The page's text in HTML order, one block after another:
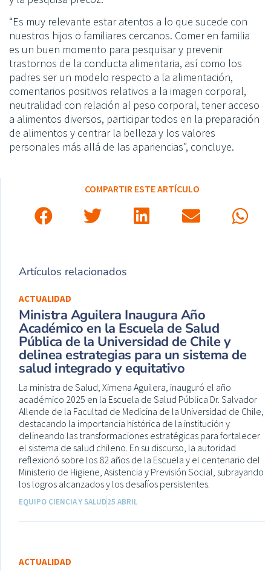
“Es muy relevante estar atentos a lo que sucede con
nuestros hijos o familiares cercanos. Comer en familia
es un buen momento para pesquisar y prevenir
trastornos de la conducta alimentaria, así como los
padres ser un modelo respecto a la alimentación,
comentarios positivos relativos a la imagen corporal,
neutralidad con relación al peso corporal, tener acceso
a alimentos diversos, participar todos en la preparación
de alimentos y centrar la belleza y los valores
personales más allá de las apariencias”, concluye.
COMPARTIR ESTE ARTÍCULO
Artículos relacionados
ACTUALIDAD
Ministra Aguilera Inaugura Año
Académico en la Escuela de Salud
Pública de la Universidad de Chile y
delinea estrategias para un sistema de
salud integrado y equitativo
La ministra de Salud, Ximena Aguilera, inauguró el año
académico 2025 en la Escuela de Salud Pública Dr. Salvador
Allende de la Facultad de Medicina de la Universidad de Chile,
destacando la importancia histórica de la institución y
delineando las transformaciones estratégicas para fortalecer
el sistema de salud chileno. En su discurso, la autoridad
reflexionó sobre los 82 años de la Escuela y el centenario del
Ministerio de Higiene, Asistencia y Previsión Social, subrayando
los logros alcanzados y los desafíos persistentes.
EQUIPO CIENCIA Y SALUD25 ABRIL
ACTUALIDAD